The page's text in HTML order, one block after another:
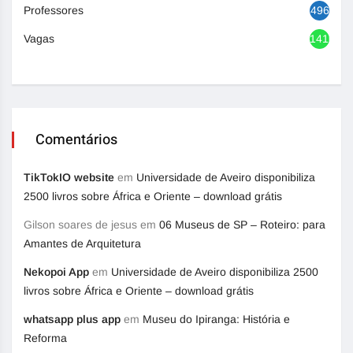
Professores 496
Vagas 1416
Comentários
TikTokIO website em Universidade de Aveiro disponibiliza
2500 livros sobre África e Oriente – download grátis
Gilson soares de jesus em 06 Museus de SP – Roteiro: para
Amantes de Arquitetura
Nekopoi App em Universidade de Aveiro disponibiliza 2500
livros sobre África e Oriente – download grátis
whatsapp plus app em Museu do Ipiranga: História e
Reforma